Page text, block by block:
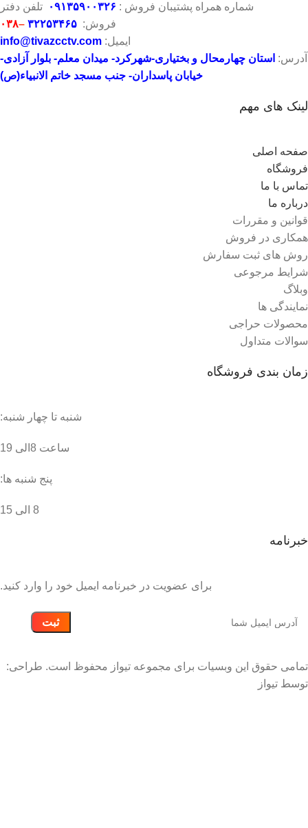
شماره همراه پشتیبان فروش : ۰۹۱۳۵۹۰ ۰۳۲۶
تلفن دفتر
فروش: ۳۲۲۵۳۴۶۵ –۰۳۸
ایمیل: info@tivazcctv.com
آدرس: استان چهارمحال و بختیاری-شهرکرد- میدان معلم- بلوار آزادی-
خیابان پاسداران- جنب مسجد خاتم الانبیاء(ص)
لینک های مهم
صفحه اصلی
فروشگاه
تماس با ما
درباره ما
قوانین و مقررات
همکاری در فروش
روش های ثبت سفارش
شرایط مرجوعی
وبلاگ
نمایندگی ها
محصولات حراجی
سوالات متداول
زمان بندی فروشگاه
شنبه تا چهار شنبه:
ساعت 8الی 19
پنج شنبه ها:
8 الی 15
خبرنامه
برای عضویت در خبرنامه ایمیل خود را وارد کنید.
تمامی حقوق این وبسیات برای مجموعه تیواز محفوظ است. طراحی:
توسط تیواز